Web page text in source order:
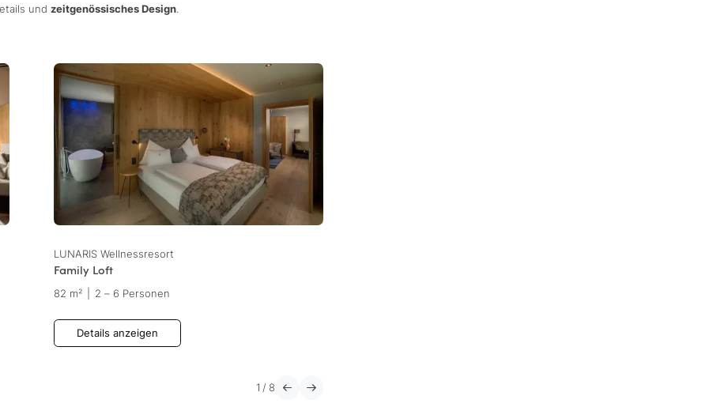
und zeitgenössisches Design.
LUNARIS Wellnessresort
Family Loft
82 m² 2 – 6 Personen
Details anzeigen
1 / 8